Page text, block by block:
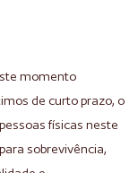
momento
de curto prazo, o
físicas neste
sobrevivência,